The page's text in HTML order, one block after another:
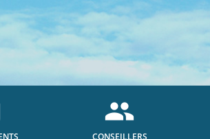
people
CONSEILLERS